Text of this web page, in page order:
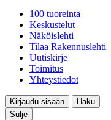
100 tuoreinta
Keskustelut
Näköislehti
Tilaa Rakennuslehti
Uutiskirje
Toimitus
Yhteystiedot
Kirjaudu sisään
Haku
Sulje